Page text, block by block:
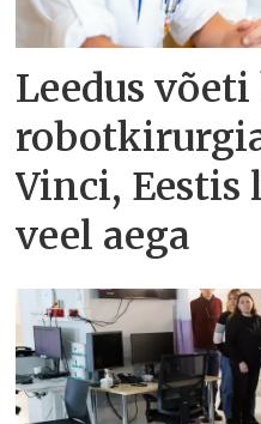
Leedus
Vinci, Eestis
veel aega